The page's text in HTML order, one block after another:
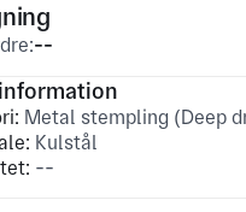
--
Metal stempling (Deep
Kulstål
--